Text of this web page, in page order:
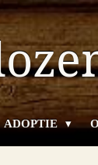
ADOPTIE